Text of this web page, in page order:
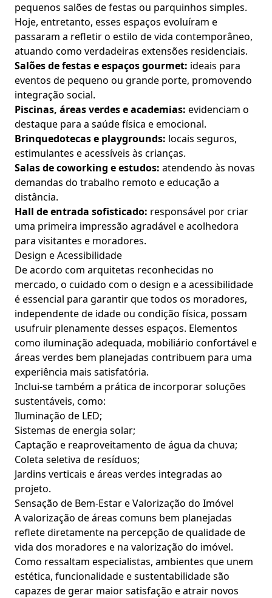
pequenos salões de festas ou parquinhos simples.
Hoje, entretanto, esses espaços evoluíram e
passaram a refletir o estilo de vida contemporâneo,
atuando como verdadeiras extensões residenciais.
Salões de festas e espaços gourmet: ideais para
eventos de pequeno ou grande porte, promovendo
integração social.
Piscinas, áreas verdes e academias: evidenciam o
destaque para a saúde física e emocional.
Brinquedotecas e playgrounds: locais seguros,
estimulantes e acessíveis às crianças.
Salas de coworking e estudos: atendendo às novas
demandas do trabalho remoto e educação a
distância.
Hall de entrada sofisticado: responsável por criar
uma primeira impressão agradável e acolhedora
para visitantes e moradores.
Design e Acessibilidade
De acordo com arquitetas reconhecidas no
mercado, o cuidado com o design e a acessibilidade
é essencial para garantir que todos os moradores,
independente de idade ou condição física, possam
usufruir plenamente desses espaços. Elementos
como iluminação adequada, mobiliário confortável e
áreas verdes bem planejadas contribuem para uma
experiência mais satisfatória.
Inclui-se também a prática de incorporar soluções
sustentáveis, como:
Iluminação de LED;
Sistemas de energia solar;
Captação e reaproveitamento de água da chuva;
Coleta seletiva de resíduos;
Jardins verticais e áreas verdes integradas ao
projeto.
Sensação de Bem-Estar e Valorização do Imóvel
A valorização de áreas comuns bem planejadas
reflete diretamente na percepção de qualidade de
vida dos moradores e na valorização do imóvel.
Como ressaltam especialistas, ambientes que unem
estética, funcionalidade e sustentabilidade são
capazes de gerar maior satisfação e atrair novos